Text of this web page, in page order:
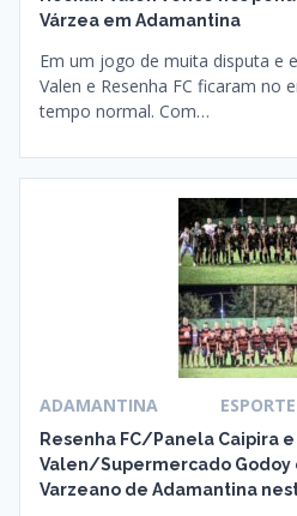
Várzea em Adamantina
Em um jogo de muita disputa e
Valen e Resenha FC ficaram no
tempo normal. Com…
ADAMANTINA ESPORTE
Resenha FC/Panela Caipira e
Valen/Supermercado
Varzeano de Adamantina